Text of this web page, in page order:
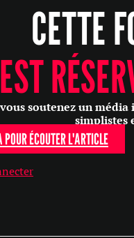
CETTE
EST
soutenez un
simplistes
ÉCOUTER L'ARTICLE